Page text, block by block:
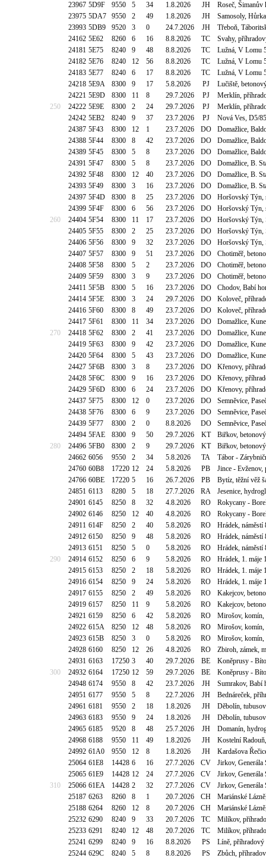
23967 5D9F 9550 5 34 1.8.2026 JH
Roseč,
23975 5DA7 9550 2 49 1.8.2026 JH
Samosoly,
23993 5DB9 9520 3 0 24.7.2026 JH
Třeboň,
24162 5E62 8260 6 16 8.8.2026 TC
Svahy,
24181 5E75 8240 9 48 8.8.2026 TC
Lužná, V Lomu
24182 5E76 8240 12 56 8.8.2026 TC
Lužná, V Lomu
24183 5E77 8240 6 17 8.8.2026 TC
Lužná, V Lomu
24218 5E9A 8300 9 17 5.8.2026 PJ
Lučiště,
24221 5E9D 8300 11 8 29.7.2026 PJ
Merklín,
250
24222 5E9E 8300 2 24 29.7.2026 PJ
Merklín,
24242 5EB2 8240 9 37 23.7.2026 PJ
Nová Ves, D5/
24387 5F43 8300 12 1 23.7.2026 DO
Domažlice,
24388 5F44 8300 8 42 23.7.2026 DO
Domažlice,
24389 5F45 8300 5 8 23.7.2026 DO
Domažlice,
24391 5F47 8300 5 8 23.7.2026 DO
Domažlice, B.
24392 5F48 8300 12 40 23.7.2026 DO
Domažlice, B.
24393 5F49 8300 3 16 23.7.2026 DO
Domažlice, B.
24397 5F4D 8300 8 25 23.7.2026 DO
Horšovský Týn,
24399 5F4F 8300 6 56 23.7.2026 DO
Horšovský Týn,
260
24404 5F54 8300 11 17 23.7.2026 DO
Horšovský Týn,
24405 5F55 8300 2 25 23.7.2026 DO
Horšovský Týn,
24406 5F56 8300 9 32 23.7.2026 DO
Horšovský Týn,
24407 5F57 8300 9 51 23.7.2026 DO
Chotiměř,
24408 5F58 8300 5 2 23.7.2026 DO
Chotiměř,
24409 5F59 8300 3 9 23.7.2026 DO
Chotiměř,
24411 5F5B 8300 5 16 23.7.2026 DO
Chodov, Babí
24414 5F5E 8300 3 24 29.7.2026 DO
Koloveč,
24416 5F60 8300 8 49 23.7.2026 DO
Koloveč,
24417 5F61 8300 11 34 23.7.2026 DO
Domažlice,
270
24418 5F62 8300 2 41 23.7.2026 DO
Domažlice,
24419 5F63 8300 9 42 23.7.2026 DO
Domažlice,
24420 5F64 8300 5 43 23.7.2026 DO
Domažlice,
24427 5F6B 8300 3 8 23.7.2026 DO
Křenovy,
24428 5F6C 8300 9 16 23.7.2026 DO
Křenovy,
24429 5F6D 8300 6 24 23.7.2026 DO
Křenovy,
24437 5F75 8300 12 0 23.7.2026 DO
Semněvice,
24438 5F76 8300 6 9 23.7.2026 DO
Semněvice,
24439 5F77 8300 2 0 8.8.2026 DO
Semněvice,
24494 5FAE 8300 9 50 29.7.2026 KT
Biřkov,
280
24496 5FB0 8300 2 9 29.7.2026 KT
Biřkov,
24662 6056 9550 2 34 5.8.2026 TA
Tábor -
24760 60B8 17220 12 24 5.8.2026 PB
Jince -
24766 60BE 17220 5 16 26.7.2026 PB
Bytíz, těžní věž
24851 6113 8280 5 18 27.7.2026 RA
Jesenice,
24901 6145 8250 8 32 4.8.2026 RO
Rokycany -
24902 6146 8250 12 40 4.8.2026 RO
Rokycany -
24911 614F 8250 2 40 5.8.2026 RO
Hrádek, náměstí
24912 6150 8250 9 48 5.8.2026 RO
Hrádek, náměstí
24913 6151 8250 5 0 5.8.2026 RO
Hrádek, náměstí
290
24914 6152 8250 6 9 5.8.2026 RO
Hrádek, 1. máje
24915 6153 8250 2 18 5.8.2026 RO
Hrádek, 1. máje
24916 6154 8250 9 24 5.8.2026 RO
Hrádek, 1. máje
24917 6155 8250 2 49 5.8.2026 RO
Kakejcov,
24919 6157 8250 11 9 5.8.2026 RO
Kakejcov,
24921 6159 8250 6 42 5.8.2026 RO
Mirošov, komín,
24922 615A 8250 12 48 5.8.2026 RO
Mirošov, komín,
24923 615B 8250 3 0 5.8.2026 RO
Mirošov, komín,
24928 6160 8250 12 26 4.8.2026 RO
Zbiroh, zámek,
24931 6163 17250 3 40 29.7.2026 BE
Koněprusy -
300
24932 6164 17250 12 59 29.7.2026 BE
Koněprusy -
24948 6174 9550 8 42 23.7.2026 JH
Sumrakov, Babí
24951 6177 9550 5 8 22.7.2026 JH
Bednáreček,
24961 6181 9550 2 18 1.8.2026 JH
Děbolín,
24963 6183 9550 9 24 1.8.2026 JH
Děbolín,
24965 6185 9520 8 48 25.7.2026 JH
Domanín,
24968 6188 9550 11 49 1.8.2026 JH
Kostelní
24992 61A0 9550 12 8 1.8.2026 JH
Kardašova
25064 61E8 14428 6 16 27.7.2026 CV
Jirkov, Generála
25065 61E9 14428 12 24 27.7.2026 CV
Jirkov, Generála
310
25066 61EA 14428 2 32 27.7.2026 CV
Jirkov, Generála
25187 6263 8260 8 1 20.7.2026 CH
Mariánské
25188 6264 8260 12 8 20.7.2026 CH
Mariánské
25232 6290 8240 9 33 20.7.2026 TC
Milíkov,
25233 6291 8240 12 48 20.7.2026 TC
Milíkov,
25241 6299 8240 9 16 8.8.2026 PS
Líně,
25244 629C 8240 5 8 8.8.2026 PS
Zbůch,